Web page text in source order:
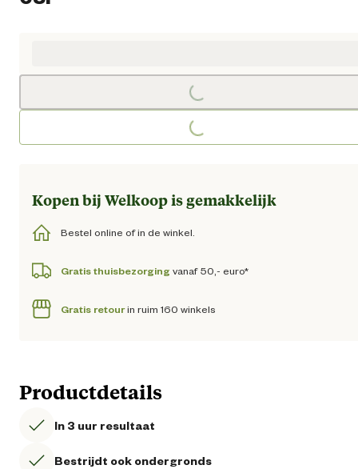
Loading...
Loading...
Kopen bij Welkoop is gemakkelijk
Bestel online of in de winkel.
Gratis thuisbezorging vanaf 50,- euro*
Gratis retourin ruim 160 winkels
Productdetails
In 3 uur resultaat
Bestrijdt ook ondergronds